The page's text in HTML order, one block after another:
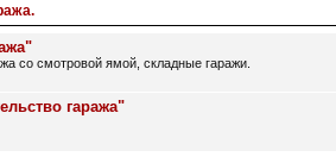
со смотровой ямой, складные гаражи.
гаража"